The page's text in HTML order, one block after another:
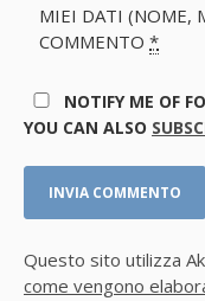
MIEI DATI (NOME,
COMMENTO *
NOTIFY ME OF
YOU CAN ALSO
Questo sito utilizza
come vengono